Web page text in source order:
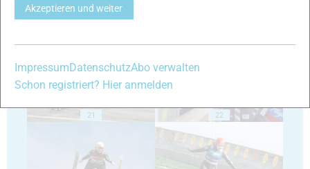
21 22
Akzeptieren und weiter
ImpressumDatenschutzAbo verwalten
Schon registriert? Hier anmelden